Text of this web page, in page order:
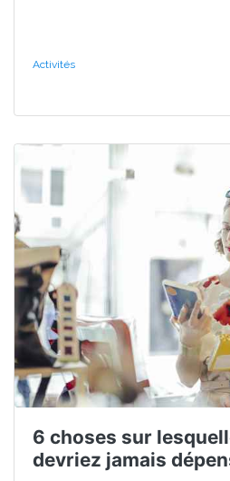
Activités
6 choses sur
devriez jamais